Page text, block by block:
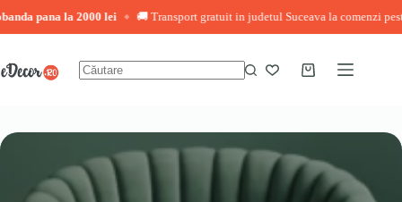
la 2000 lei ◆ 🚚 Transport gratuit in judetul Suceava la comenzi peste 3.000
conținut
Coș